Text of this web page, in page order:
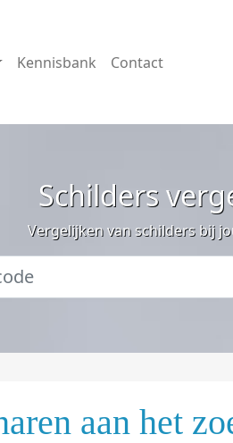
Kennisbank Contact
Schilders
Vergelijken van schilders bij
aan het